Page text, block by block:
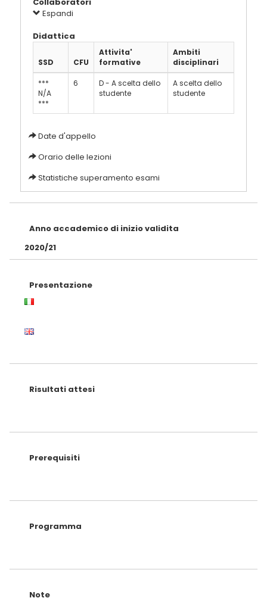
Espandi
Didattica
SSD CFU
Attivita'
formative
Ambiti
disciplinari
***
N/A
***
6
D - A scelta dello
studente
A scelta dello
studente
Date d'appello
Orario delle lezioni
Statistiche superamento esami
Anno accademico di inizio validita
2020/21
Presentazione
Risultati attesi
Prerequisiti
Programma
Note